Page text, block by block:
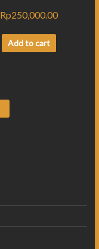
Rp250,000.00
Add to cart